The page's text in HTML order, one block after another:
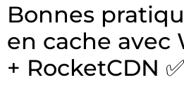
Bonnes
en cache avec
+ RocketCDN ✅